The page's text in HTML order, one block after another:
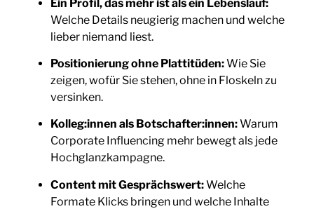
Ein Profil, das mehr ist als ein Lebenslauf:
Welche Details neugierig machen und welche
lieber niemand liest.
Positionierung ohne Plattitüden:Wie Sie
zeigen, wofür Sie stehen, ohne in Floskeln zu
versinken.
Kolleg:innen als Botschafter:innen:Warum
Corporate Influencing mehr bewegt als jede
Hochglanzkampagne.
Content mit Gesprächswert:Welche
Formate Klicks bringen und welche Inhalte